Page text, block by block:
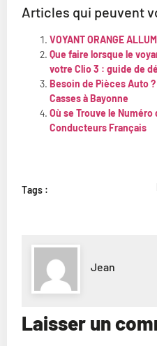
Articles qui peuvent
VOYANT ORANGE
Que faire lorsque le
votre Clio 3 : guide de
Besoin de Pièces Auto
Casses à Bayonne
Où se Trouve le
Conducteurs Français
Tags :
Jean
Laisser un